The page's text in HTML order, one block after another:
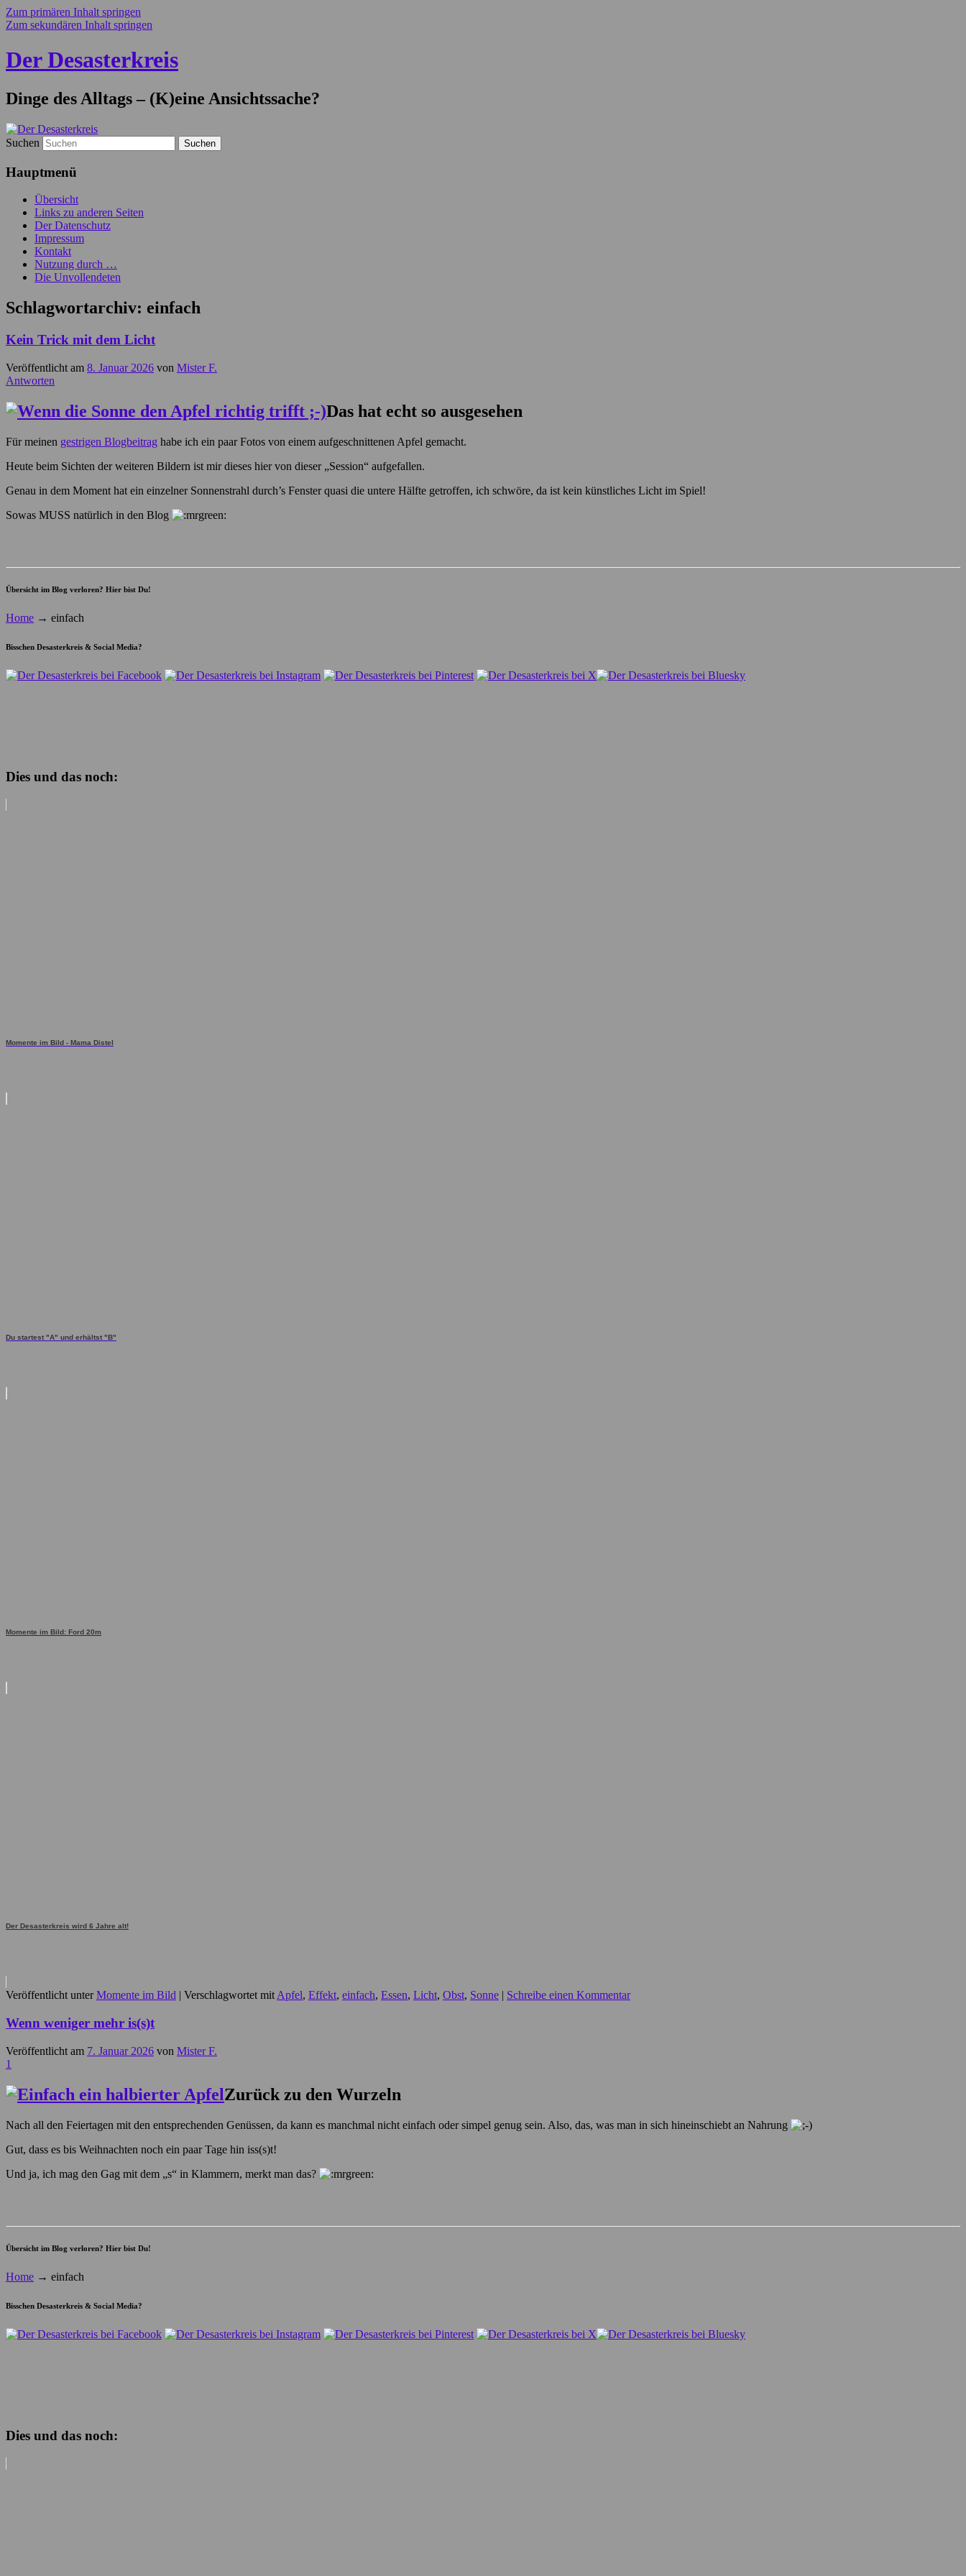
Zum primären Inhalt springen
Zum sekundären Inhalt springen
Der Desasterkreis
Dinge des Alltags – (K)eine Ansichtssache?
Suchen
Hauptmenü
Übersicht
Links zu anderen Seiten
Der Datenschutz
Impressum
Kontakt
Nutzung durch …
Die Unvollendeten
Schlagwortarchiv: einfach
Kein Trick mit dem Licht
Veröffentlicht am 8. Januar 2026 von Mister F.
Antworten
Das hat echt so ausgesehen
Für meinen gestrigen Blogbeitrag habe ich ein paar Fotos von einem aufgeschnittenen Apfel gemacht.
Heute beim Sichten der weiteren Bildern ist mir dieses hier von dieser „Session“ aufgefallen.
Genau in dem Moment hat ein einzelner Sonnenstrahl durch’s Fenster quasi die untere Hälfte getroffen, ich schwöre, da ist kein künstliches Licht im Spiel!
Sowas MUSS natürlich in den Blog
Übersicht im Blog verloren? Hier bist Du!
Home → einfach
Bisschen Desasterkreis & Social Media?
Dies und das noch:
Momente im Bild - Mama Distel
Du startest "A" und erhältst "B"
Momente im Bild: Ford 20m
Der Desasterkreis wird 6 Jahre alt!
Veröffentlicht unter Momente im Bild | Verschlagwortet mit Apfel, Effekt, einfach, Essen, Licht, Obst, Sonne | Schreibe einen Kommentar
Wenn weniger mehr is(s)t
Veröffentlicht am 7. Januar 2026 von Mister F.
1
Zurück zu den Wurzeln
Nach all den Feiertagen mit den entsprechenden Genüssen, da kann es manchmal nicht einfach oder simpel genug sein. Also, das, was man in sich hineinschiebt an Nahrung
Gut, dass es bis Weihnachten noch ein paar Tage hin iss(s)t!
Und ja, ich mag den Gag mit dem „s“ in Klammern, merkt man das?
Übersicht im Blog verloren? Hier bist Du!
Home → einfach
Bisschen Desasterkreis & Social Media?
Dies und das noch: